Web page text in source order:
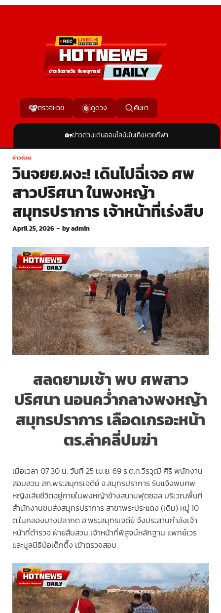
ตรวจหวย ดูดวง ค้นหา
🏡ข่าวด่วนเด่นออนไลน์บันเทิงหวยกีฬา
ข่าวด่วน
วินจยย.ผงะ! เดินไปฉี่เจอ ศพ
สาวปริศนา ในพงหญ้า
สมุทรปราการ เจ้าหน้าที่เร่งสืบ
April 25, 2026 - byadmin
สลดยามเช้า พบ ศพสาว
ปริศนา นอนคว่ำกลางพงหญ้า
สมุทรปราการ เลือดเกรอะหน้า
ตร.ล่าคลี่ปมฆ่า
เมื่อเวลา 07.30 น. วันที่ 25 เม.ย. 69 ร.ต.ท.วีรวุฒิ ศิริ พนักงาน
สอบสวน สภ.พระสมุทรเจดีย์ จ.สมุทรปราการ รับแจ้งพบศพ
หญิงเสียชีวิตอยู่ภายในพงหญ้าข้างสนามฟุตซอล บริเวณพื้นที่
สำนักงานขนส่งสมุทรปราการ สาขาพระประแดง (เดิม) หมู่ 10
ต.ในคลองบางปลากด อ.พระสมุทรเจดีย์ จึงประสานกำลังเจ้า
หน้าที่ตำรวจ ฝ่ายสืบสวน เจ้าหน้าที่พิสูจน์หลักฐาน แพทย์เวร
และมูลนิธิป่อเต็กตึ๊ง เข้าตรวจสอบ